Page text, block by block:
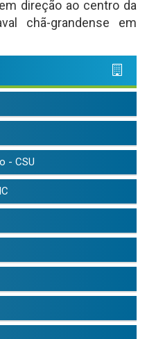
direção ao centro da
chã-grandense em
- CSU